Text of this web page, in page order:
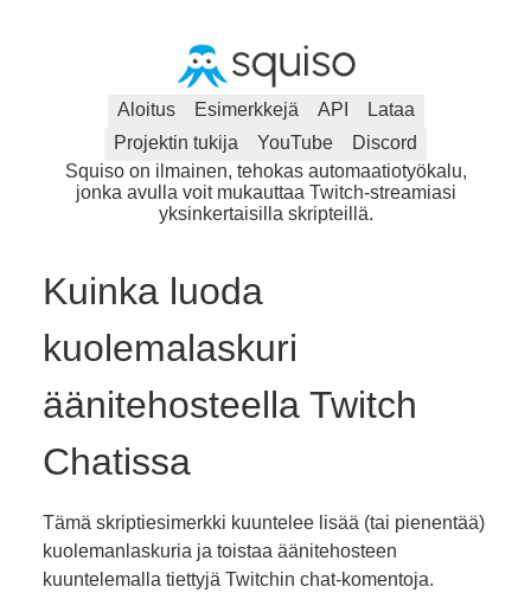
Aloitus Esimerkkejä API
Lataa
Projektin tukija
YouTube
Discord
Squiso on ilmainen, tehokas automaatiotyökalu,
jonka avulla voit mukauttaa Twitch-streamiasi
yksinkertaisilla skripteillä.
Kuinka luoda
kuolemalaskuri
äänitehosteella Twitch
Chatissa
Tämä skriptiesimerkki kuuntelee lisää (tai pienentää)
kuolemanlaskuria ja toistaa äänitehosteen
kuuntelemalla tiettyjä Twitchin chat-komentoja.